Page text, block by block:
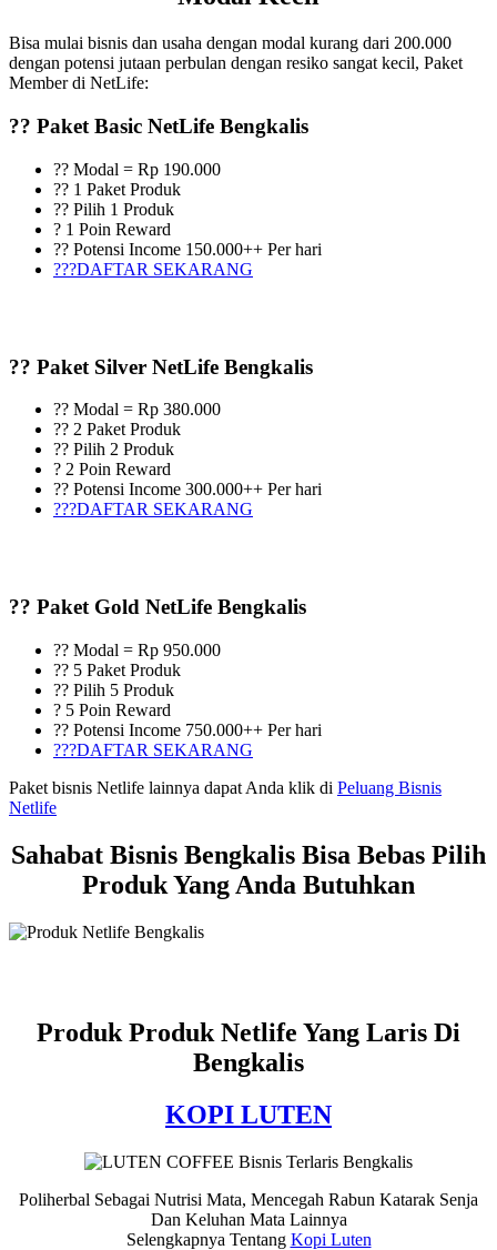
Bisa mulai bisnis dan usaha dengan modal kurang dari 200.000
dengan potensi jutaan perbulan dengan resiko sangat kecil, Paket
Member di NetLife:
?? Paket Basic NetLife Bengkalis
?? Modal = Rp 190.000
?? 1 Paket Produk
?? Pilih 1 Produk
? 1 Poin Reward
?? Potensi Income 150.000++ Per hari
???DAFTAR SEKARANG
?? Paket Silver NetLife Bengkalis
?? Modal = Rp 380.000
?? 2 Paket Produk
?? Pilih 2 Produk
? 2 Poin Reward
?? Potensi Income 300.000++ Per hari
???DAFTAR SEKARANG
?? Paket Gold NetLife Bengkalis
?? Modal = Rp 950.000
?? 5 Paket Produk
?? Pilih 5 Produk
? 5 Poin Reward
?? Potensi Income 750.000++ Per hari
???DAFTAR SEKARANG
Paket bisnis Netlife lainnya dapat Anda klik di Peluang Bisnis
Netlife
Sahabat Bisnis Bengkalis Bisa Bebas Pilih
Produk Yang Anda Butuhkan
Produk Produk Netlife Yang Laris Di
Bengkalis
KOPI LUTEN
Poliherbal Sebagai Nutrisi Mata, Mencegah Rabun Katarak Senja
Dan Keluhan Mata Lainnya
Selengkapnya Tentang Kopi Luten